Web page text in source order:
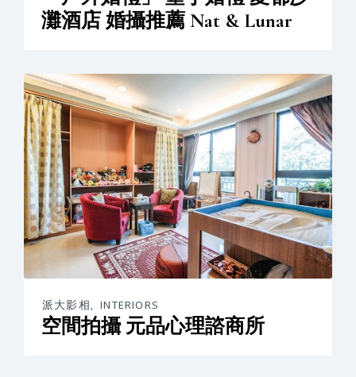
灘酒店 婚攝推薦 Nat & Lunar
派大影相, INTERIORS
空間拍攝 元品心理諮商所